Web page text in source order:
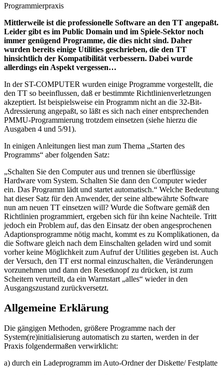
Programmierpraxis
Mittlerweile ist die professionelle Software an den TT angepaßt.
Leider gibt es im Public Domain und im Spiele-Sektor noch
immer genügend Programme, die dies nicht sind. Daher
wurden bereits einige Utilities geschrieben, die den TT
hinsichtlich der Kompatibilität verbessern. Dabei wurde
allerdings ein Aspekt vergessen…
In der ST-COMPUTER wurden einige Programme vorgestellt, die
den TT so beeinflussen, daß er bestimmte Richtlinienverletzungen
akzeptiert. Ist beispielsweise ein Programm nicht an die 32-Bit-
Adressierung angepaßt, so läßt es sich nach einer entsprechenden
PMMU-Programmierung trotzdem einsetzen (siehe hierzu die
Ausgaben 4 und 5/91).
In einigen Anleitungen liest man zum Thema „Starten des
Programms“ aber folgenden Satz:
„Schalten Sie den Computer aus und trennen sie überflüssige
Hardware vom System. Schalten Sie dann den Computer wieder
ein. Das Programm lädt und startet automatisch.“ Welche Bedeutung
hat dieser Satz für den Anwender, der seine altbewährte Software
nun am neuen TT einsetzen will? Wurde die Software gemäß den
Richtlinien programmiert, ergeben sich für ihn keine Nachteile. Tritt
jedoch ein Problem auf, das den Einsatz der oben angesprochenen
Adaptionsprogramme nötig macht, kommt es zu Komplikationen, da
die Software gleich nach dem Einschalten geladen wird und somit
vorher keine Möglichkeit zum Aufruf der Utilities gegeben ist. Auch
der Versuch, den TT erst normal einzuschalten, die Veränderungen
vorzunehmen und dann den Resetknopf zu drücken, ist zum
Scheitern verurteilt, da ein Warmstart „alles“ wieder in den
Ausgangszustand zurückversetzt.
Allgemeine Erklärung
Die gängigen Methoden, größere Programme nach der
System(re)initialisierung automatisch zu starten, werden in der
Praxis folgendermaßen verwirklicht:
a) durch ein Ladeprogramm im Auto-Ordner der Diskette/ Festplatte